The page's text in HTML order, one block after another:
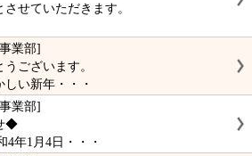
せていただきます。
業部]
ございます。
い新年・・・
業部]
◆
4年1月4日・・・